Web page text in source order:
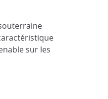
sur les